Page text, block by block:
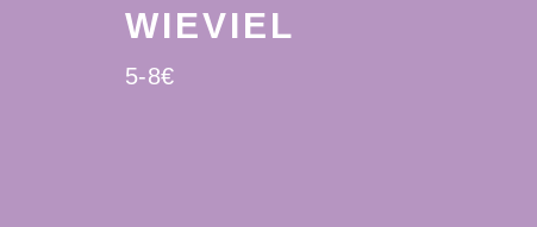
WIEVIEL
5-8€